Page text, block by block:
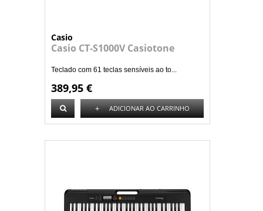
Casio
Casio CT-S1000V Casiotone
Teclado com 61 teclas sensíveis ao to...
389,95 €
+ ADICIONAR AO CARRINHO